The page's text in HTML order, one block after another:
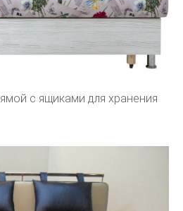
с ящиками для хранения